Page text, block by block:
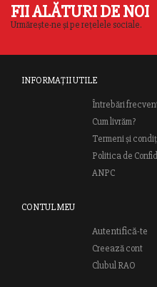
FII ALĂTURI DE NOI
Urmărește-ne și pe rețelele sociale.
INFORMAȚII UTILE
Întrebări
Cum livrăm?
Termeni și
Politica de
ANPC
CONTUL MEU
Autentifică-te
Creează cont
Clubul RAO